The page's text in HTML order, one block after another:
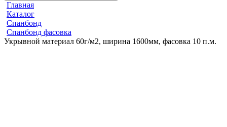
Главная
Каталог
Спанбонд
Спанбонд фасовка
Укрывной материал 60г/м2, ширина 1600мм, фасовка 10 п.м.